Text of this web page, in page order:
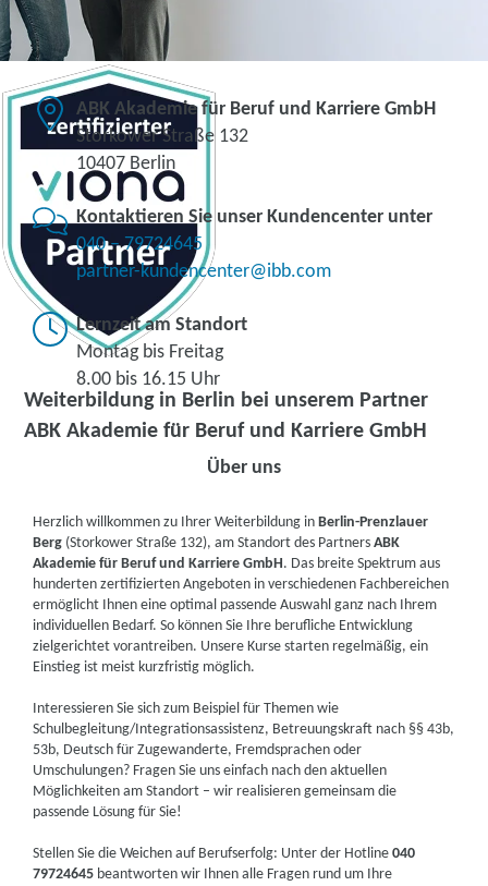
Weiterbildung in Berlin bei unserem Partner
ABK Akademie für Beruf und Karriere GmbH
ABK Akademie für Beruf und Karriere GmbH
Storkower Straße 132
10407 Berlin
Kontaktieren Sie unser Kundencenter unter
040 – 79724645
partner-kundencenter@ibb.com
Lernzeit am Standort
Montag bis Freitag
8.00 bis 16.15 Uhr
Über uns
Herzlich willkommen zu Ihrer Weiterbildung inBerlin-Prenzlauer
Berg (Storkower Straße 132), am Standort des PartnersABK
Akademie für Beruf und Karriere GmbH. Das breite Spektrum aus
hunderten zertifizierten Angeboten in verschiedenen Fachbereichen
ermöglicht Ihnen eine optimal passende Auswahl ganz nach Ihrem
individuellen Bedarf. So können Sie Ihre berufliche Entwicklung
zielgerichtet vorantreiben. Unsere Kurse starten regelmäßig, ein
Einstieg ist meist kurzfristig möglich.
Interessieren Sie sich zum Beispiel für Themen wie
Schulbegleitung/Integrationsassistenz, Betreuungskraft nach §§ 43b,
53b, Deutsch für Zugewanderte, Fremdsprachen oder
Umschulungen? Fragen Sie uns einfach nach den aktuellen
Möglichkeiten am Standort – wir realisieren gemeinsam die
passende Lösung für Sie!
Stellen Sie die Weichen auf Berufserfolg: Unter der Hotline040
79724645 beantworten wir Ihnen alle Fragen rund um Ihre